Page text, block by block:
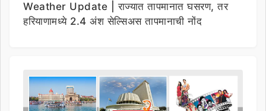
Weather Update | राज्यात तापमानात घसरण, तर
हरियाणामध्ये 2.4 अंश सेल्सिअस तापमानाची नोंद